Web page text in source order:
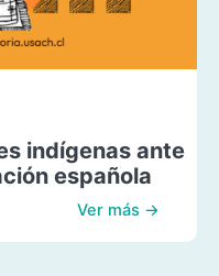
indígenas ante
española
Ver más →